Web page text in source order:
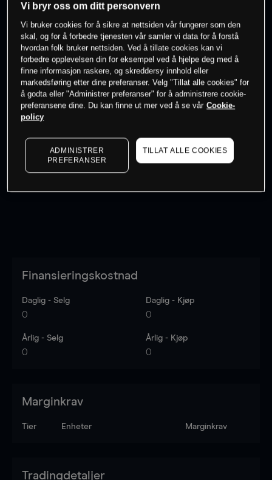
0% av kunder erpå dette instrumentet
Søk om konto
Log in
Finansieringskostnad
Daglig - Selg
0
Daglig - Kjøp
0
Årlig - Selg
0
Årlig - Kjøp
0
Marginkrav
Tier Enheter Marginkrav
Tradingdetaljer
Vi bryr oss om ditt personvern
Vi bruker cookies for å sikre at nettsiden vår fungerer som den
skal, og for å forbedre tjenesten vår samler vi data for å forstå
hvordan folk bruker nettsiden. Ved å tillate cookies kan vi
forbedre opplevelsen din for eksempel ved å hjelpe deg med å
finne informasjon raskere, og skreddersy innhold eller
markedsføring etter dine preferanser. Velg "Tillat alle cookies" for
å godta eller "Administrer preferanser" for å administrere cookie-
preferansene dine. Du kan finne ut mer ved å se vår Cookie-
policy
ADMINISTRER
PREFERANSER
TILLAT ALLE COOKIES